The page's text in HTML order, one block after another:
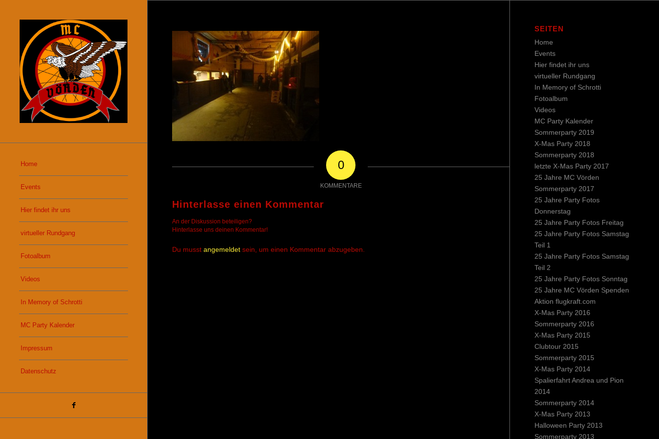
Home
Events
Hier findet ihr uns
virtueller Rundgang
Fotoalbum
Videos
In Memory of Schrotti
MC Party Kalender
Impressum
Datenschutz
0
KOMMENTARE
Hinterlasse einen Kommentar
An der Diskussion beteiligen?
Hinterlasse uns deinen Kommentar!
Du musst angemeldet sein, um einen Kommentar abzugeben.
SEITEN
Home
Events
Hier findet ihr uns
virtueller Rundgang
In Memory of Schrotti
Fotoalbum
Videos
MC Party Kalender
Sommerparty 2019
X-Mas Party 2018
Sommerparty 2018
letzte X-Mas Party 2017
25 Jahre MC Vörden
Sommerparty 2017
25 Jahre Party Fotos
Donnerstag
25 Jahre Party Fotos Freitag
25 Jahre Party Fotos Samstag
Teil 1
25 Jahre Party Fotos Samstag
Teil 2
25 Jahre Party Fotos Sonntag
25 Jahre MC Vörden Spenden
Aktion flugkraft.com
X-Mas Party 2016
Sommerparty 2016
X-Mas Party 2015
Clubtour 2015
Sommerparty 2015
X-Mas Party 2014
Spalierfahrt Andrea und Pion
2014
Sommerparty 2014
X-Mas Party 2013
Halloween Party 2013
Sommerparty 2013